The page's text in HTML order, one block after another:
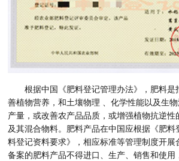
根据中国《肥料登记管理办法》，肥料
善植物营养，和土壤物理 、化学性能以及生
产量，或改善农产品品质，或增强植物抗逆
及其混合物料。肥料产品在中国应根据《肥
料登记资料要求》，相应标准等管理制度开
备案的肥料产品不得进口、生产、销售和使用